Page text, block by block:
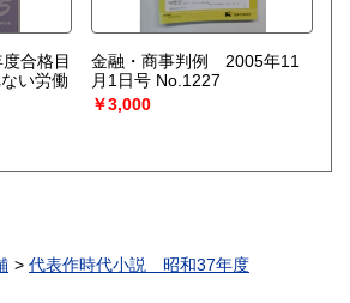
合格目
い労働
金融・商事判例 2005年11
月1日号 No.1227
￥3,000
代表作時代小説 昭和37年度